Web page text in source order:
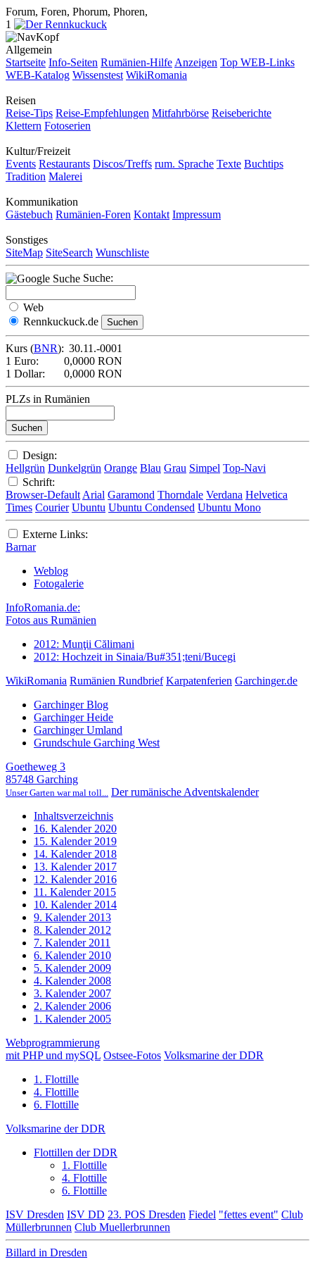
Forum, Foren, Phorum, Phoren,
1
Allgemein
Startseite Info-Seiten Rumänien-Hilfe Anzeigen Top WEB-Links
WEB-Katalog Wissenstest WikiRomania
Reisen
Reise-Tips Reise-Empfehlungen Mitfahrbörse Reiseberichte
Klettern Fotoserien
Kultur/Freizeit
Events Restaurants Discos/Treffs rum. Sprache Texte Buchtips
Tradition Malerei
Kommunikation
Gästebuch Rumänien-Foren Kontakt Impressum
Sonstiges
SiteMap SiteSearch Wunschliste
Suche:
Web
Rennkuckuck.de
Kurs (BNR): 30.11.-0001
1 Euro:
0,0000 RON
1 Dollar:
0,0000 RON
PLZs in Rumänien
Design:
Hellgrün Dunkelgrün Orange Blau Grau Simpel Top-Navi
Schrift:
Browser-Default Arial Garamond Thorndale Verdana Helvetica
Times Courier Ubuntu Ubuntu Condensed Ubuntu Mono
Externe Links:
Barnar
Weblog
Fotogalerie
InfoRomania.de:
Fotos aus Rumänien
2012: Munţii Călimani
2012: Hochzeit in Sinaia/Bu#351;teni/Bucegi
WikiRomania Rumänien Rundbrief Karpatenferien Garchinger.de
Garchinger Blog
Garchinger Heide
Garchinger Umland
Grundschule Garching West
Goetheweg 3
85748 Garching
Unser Garten war mal toll... Der rumänische Adventskalender
Inhaltsverzeichnis
16. Kalender 2020
15. Kalender 2019
14. Kalender 2018
13. Kalender 2017
12. Kalender 2016
11. Kalender 2015
10. Kalender 2014
9. Kalender 2013
8. Kalender 2012
7. Kalender 2011
6. Kalender 2010
5. Kalender 2009
4. Kalender 2008
3. Kalender 2007
2. Kalender 2006
1. Kalender 2005
Webprogrammierung
mit PHP und mySQL Ostsee-Fotos Volksmarine der DDR
1. Flottille
4. Flottille
6. Flottille
Volksmarine der DDR
Flottillen der DDR
1. Flottille
4. Flottille
6. Flottille
ISV Dresden ISV DD 23. POS Dresden Fiedel "fettes event" Club
Müllerbrunnen Club Muellerbrunnen
Billard in Dresden